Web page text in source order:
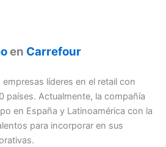
en Carrefour
empresas líderes en el retail con
países. Actualmente, la compañía
en España y Latinoamérica con la
para incorporar en sus